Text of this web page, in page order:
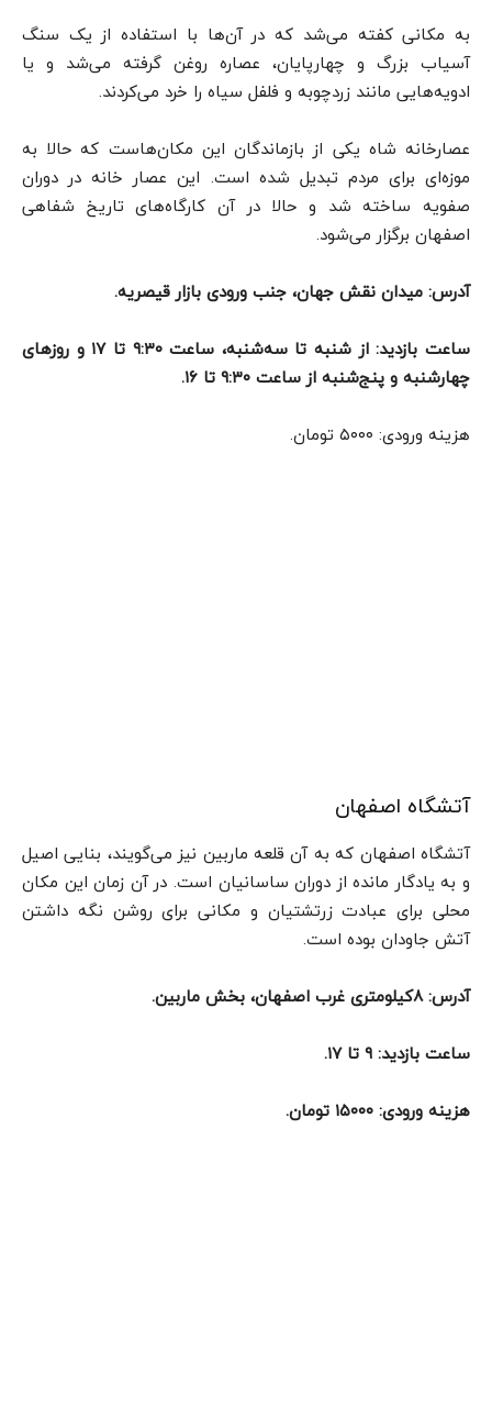
به مکانی کفته می‌شد که در آن‌ها با استفاده از یک سنگ
آسیاب بزرگ و چهارپایان، عصاره روغن گرفته می‌شد و یا
ادویه‌هایی مانند زردچوبه و فلفل سیاه را خرد می‌کردند.
عصارخانه شاه یکی از بازماندگان این مکان‌هاست که حالا به
موزه‌ای برای مردم تبدیل شده است. این عصار خانه در دوران
صفویه ساخته شد و حالا در آن کارگاه‌های تاریخ شفاهی
اصفهان برگزار می‌شود.
آدرس: میدان نقش جهان،‌ جنب ورودی بازار قیصریه.
ساعت بازدید: از شنبه تا سه‌شنبه،‌ ساعت ۹:۳۰ تا ۱۷ و روزهای
چهارشنبه و پنج‌شنبه از ساعت ۹:۳۰ تا ۱۶.
هزینه ورودی: ۵۰۰۰ تومان.
ساعت بازدید: ۹ تا ۱۷.
هزینه ورودی: ۱۵۰۰۰ تومان.